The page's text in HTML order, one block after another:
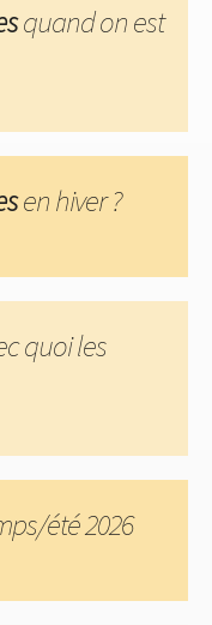
quand on est
en hiver ?
quoi les
été 2026